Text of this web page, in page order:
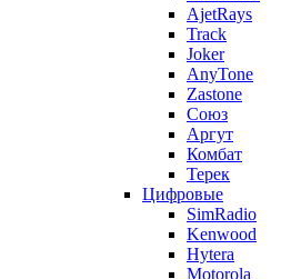
AjetRays
Track
Joker
AnyTone
Zastone
Союз
Аргут
Комбат
Терек
Цифровые
SimRadio
Kenwood
Hytera
Motorola